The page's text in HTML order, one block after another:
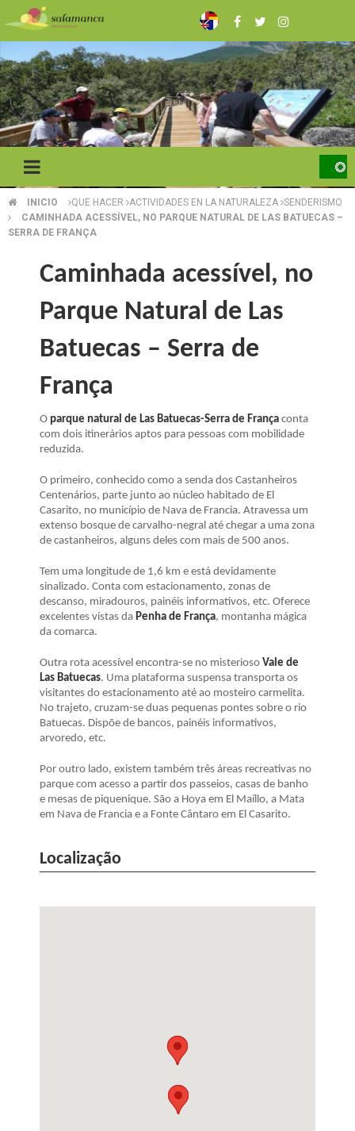
to
content
BREADCRUMB
INICIO QUE HACER ACTIVIDADES EN LA NATURALEZA SENDERISMO
CAMINHADA ACESSÍVEL, NO PARQUE NATURAL DE LAS BATUECAS –
SERRA DE FRANÇA
Caminhada acessível, no
Parque Natural de Las
Batuecas – Serra de
França
O parque natural de Las Batuecas-Serra de França conta
com dois itinerários aptos para pessoas com mobilidade
reduzida.
O primeiro, conhecido como a senda dos Castanheiros
Centenários, parte junto ao núcleo habitado de El
Casarito, no município de Nava de Francia. Atravessa um
extenso bosque de carvalho-negral até chegar a uma zona
de castanheiros, alguns deles com mais de 500 anos.
Tem uma longitude de 1,6 km e está devidamente
sinalizado. Conta com estacionamento, zonas de
descanso, miradouros, painéis informativos, etc. Oferece
excelentes vistas da Penha de França, montanha mágica
da comarca.
Outra rota acessível encontra-se no misterioso Vale de
Las Batuecas. Uma plataforma suspensa transporta os
visitantes do estacionamento até ao mosteiro carmelita.
No trajeto, cruzam-se duas pequenas pontes sobre o rio
Batuecas. Dispõe de bancos, painéis informativos,
arvoredo, etc.
Por outro lado, existem também três áreas recreativas no
parque com acesso a partir dos passeios, casas de banho
e mesas de piquenique. São a Hoya em El Maíllo, a Mata
em Nava de Francia e a Fonte Cântaro em El Casarito.
Localização